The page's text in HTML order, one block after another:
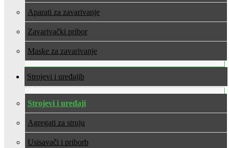
Aparati za zavarivanje
Zavarivački pribor
Maske za zavarivanje
Strojevi i uređaji
Strojevi i uređaji
Agregati za struju
Usisavači i pribor